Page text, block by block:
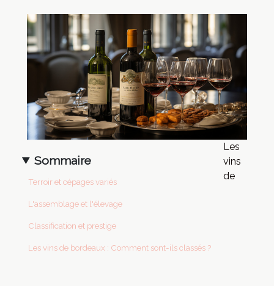
Sommaire
Terroir et cépages variés
L'assemblage et l'élevage
Classification et prestige
Les vins de bordeaux : Comment sont-ils classés ?
Les
vins
de